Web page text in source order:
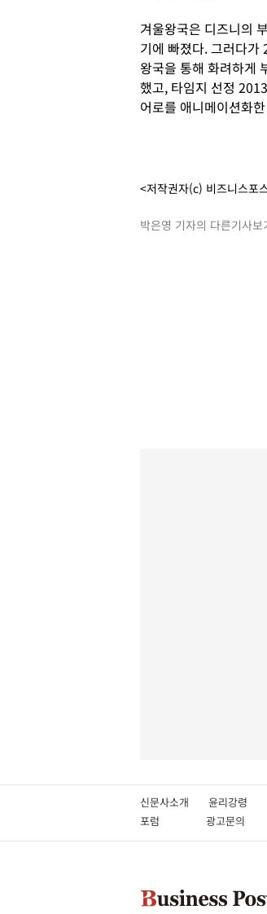
겨울왕국은 디즈니의
기에 빠졌다. 그러다가
왕국을 통해 화려하게
했고, 타임지 선정
어로를 애니메이션화
<저작권자(c) 비즈니스포
박은영 기자의 다른기사보
신문사소개 윤리강령
포럼
광고문의